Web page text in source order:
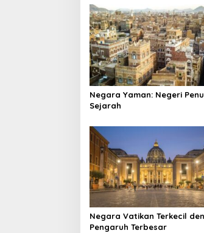
Negara Yaman: Negeri
Sejarah
Negara Vatikan Terkecil
Pengaruh Terbesar